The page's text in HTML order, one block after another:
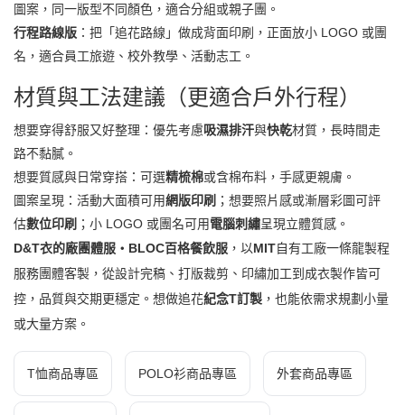
圖案，同一版型不同顏色，適合分組或親子團。
行程路線版 ：把「追花路線」做成背面印刷，正面放小 LOGO 或團
名，適合員工旅遊、校外教學、活動志工。
材質與工法建議（更適合戶外行程）
想要穿得舒服又好整理：優先考慮吸濕排汗與快乾材質，長時間走
路不黏膩。
想要質感與日常穿搭：可選精梳棉或含棉布料，手感更親膚。
圖案呈現：活動大面積可用網版印刷 ；想要照片感或漸層彩圖可評
估數位印刷 ；小 LOGO 或團名可用電腦刺繡呈現立體質感。
D&T衣的廠團體服・BLOC百格餐飲服 ，以MIT自有工廠一條龍製程
服務團體客製，從設計完稿、打版裁剪、印繡加工到成衣製作皆可
控，品質與交期更穩定。想做追花紀念T訂製 ，也能依需求規劃小量
或大量方案。
T恤商品專區 POLO衫商品專區 外套商品專區